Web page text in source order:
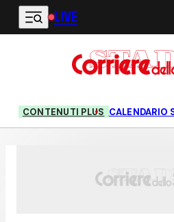
Vai al contenuto principale
LIVE
CONTENUTI PLUS CALENDARIO